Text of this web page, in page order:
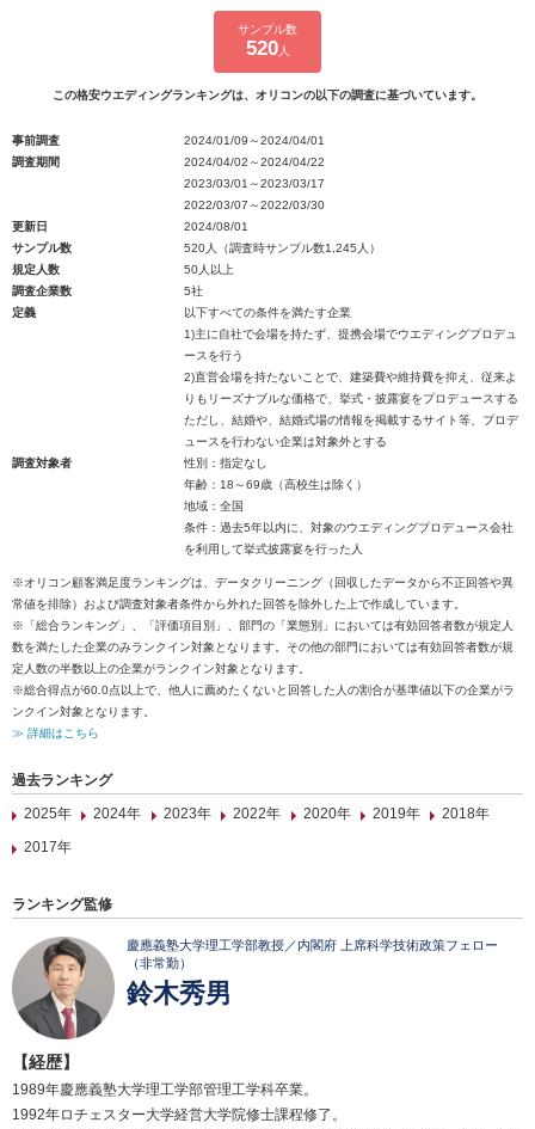
サンプル数
520人
この格安ウエディングランキングは、オリコンの以下の調査に基づいています。
事前調査
2024/01/09～2024/04/01
調査期間
2024/04/02～2024/04/22
2023/03/01～2023/03/17
2022/03/07～2022/03/30
更新日
2024/08/01
サンプル数
520人（調査時サンプル数1,245人）
規定人数
50人以上
調査企業数
5社
定義
以下すべての条件を満たす企業
1)主に自社で会場を持たず、提携会場でウエディングプロデュ
ースを行う
2)直営会場を持たないことで、建築費や維持費を抑え、従来よ
りもリーズナブルな価格で、挙式・披露宴をプロデュースする
ただし、結婚や、結婚式場の情報を掲載するサイト等、プロデ
ュースを行わない企業は対象外とする
調査対象者
性別：指定なし
年齢：18～69歳（高校生は除く）
地域：全国
条件：過去5年以内に、対象のウエディングプロデュース会社
を利用して挙式披露宴を行った人
※オリコン顧客満足度ランキングは、データクリーニング（回収したデータから不正回答や異
常値を排除）および調査対象者条件から外れた回答を除外した上で作成しています。
※「総合ランキング」、「評価項目別」、部門の「業態別」においては有効回答者数が規定人
数を満たした企業のみランクイン対象となります。その他の部門においては有効回答者数が規
定人数の半数以上の企業がランクイン対象となります。
※総合得点が60.0点以上で、他人に薦めたくないと回答した人の割合が基準値以下の企業がラ
ンクイン対象となります。
≫ 詳細はこちら
過去ランキング
2025年
2024年 2023年 2022年 2020年 2019年
2018年
2017年
ランキング監修
慶應義塾大学理工学部教授／内閣府 上席科学技術政策フェロー
（非常勤）
鈴木秀男
【経歴】
1989年慶應義塾大学理工学部管理工学科卒業。
1992年ロチェスター大学経営大学院修士課程修了。